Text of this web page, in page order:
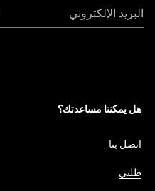
البريد الإلكتروني
هل يمكننا مساعدتك؟
اتصل بنا
طلبي